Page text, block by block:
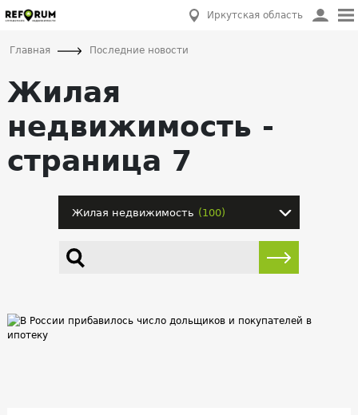
Иркутская область
Главная Последние новости
Жилая
недвижимость -
страница 7
Жилая недвижимость (100)